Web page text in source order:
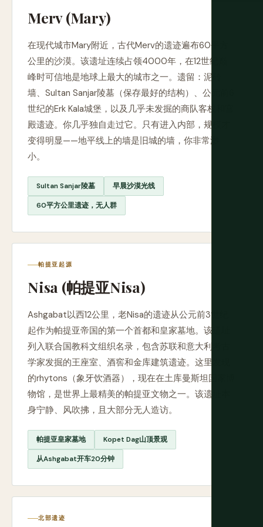
Merv (Mary)
在现代城市Mary附近，古代Merv的遗迹遍布60平方
公里的沙漠。该遗址连续占领4000年，在12世纪巅
峰时可信地是地球上最大的城市之一。遗留：泥砖
墙、Sultan Sanjar陵墓（保存最好的结构）、公元前6
世纪的Erk Kala城堡，以及几乎未发掘的商队客栈和宫
殿遗迹。你几乎独自走过它。只有进入内部，规模才
变得明显——地平线上的墙是旧城的墙，你非常渺
小。
Sultan Sanjar陵墓 早晨沙漠光线
60平方公里遗迹，无人群
帕提亚起源
Nisa (帕提亚Nisa)
Ashgabat以西12公里，老Nisa的遗迹从公元前3世纪
起作为帕提亚帝国的第一个首都和皇家墓地。该遗址
列入联合国教科文组织名录，包含苏联和意大利考古
学家发掘的王座室、酒窖和金库建筑遗迹。这里发现
的rhytons（象牙饮酒器），现在在土库曼斯坦国家博
物馆，是世界上最精美的帕提亚文物之一。该遗址本
身宁静、风吹拂，且大部分无人造访。
帕提亚皇家墓地 Kopet Dag山顶景观
从Ashgabat开车20分钟
北部遗迹